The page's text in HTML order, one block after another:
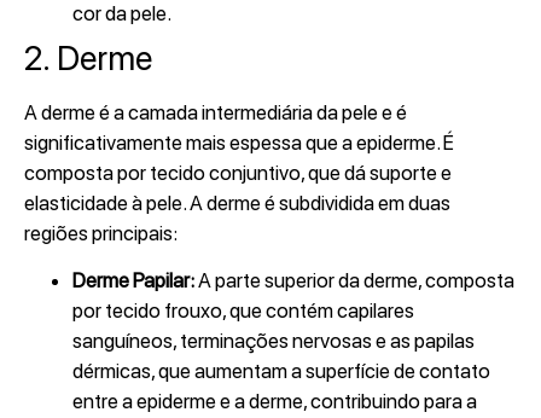
cor da pele.
2. Derme
A derme é a camada intermediária da pele e é
significativamente mais espessa que a epiderme. É
composta por tecido conjuntivo, que dá suporte e
elasticidade à pele. A derme é subdividida em duas
regiões principais:
Derme Papilar:A parte superior da derme, composta
por tecido frouxo, que contém capilares
sanguíneos, terminações nervosas e as papilas
dérmicas, que aumentam a superfície de contato
entre a epiderme e a derme, contribuindo para a